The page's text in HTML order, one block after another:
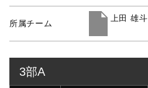
所属チーム
上田 雄斗
3部A